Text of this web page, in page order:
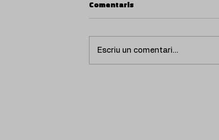
Comentaris
Escriu un comentari...